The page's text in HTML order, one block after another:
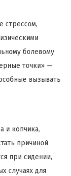
стрессом,
болевому
точки» —
вызывать
и копчика,
причиной
при сидении,
случаях для